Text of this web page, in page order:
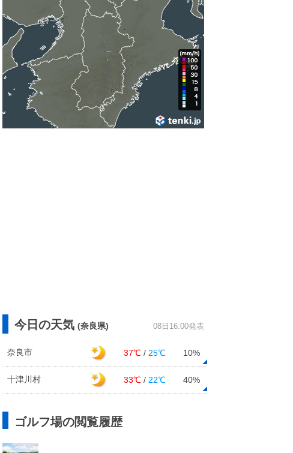
今日の天気 (奈良県) 08日16:00発表
奈良市 37℃ / 25℃ 10%
十津川村 33℃ / 22℃ 40%
ゴルフ場の閲覧履歴